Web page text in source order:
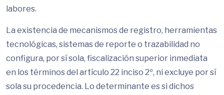
labores.
La existencia de mecanismos de registro, herramientas
tecnológicas, sistemas de reporte o trazabilidad no
configura, por sí sola, fiscalización superior inmediata
en los términos del artículo 22 inciso 2º, ni excluye por sí
sola su procedencia. Lo determinante es si dichos